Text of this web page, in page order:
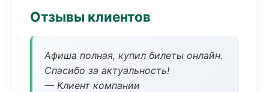
Отзывы клиентов
Афиша полная, купил билеты онлайн.
Спасибо за актуальность!
— Клиент компании